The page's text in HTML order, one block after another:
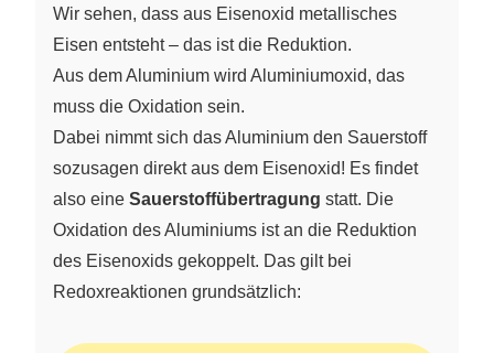
+ & \text{Eisenoxid}
& \longrightarrow &
\text{Aluminiumoxid}
& + & \text{Eisen}
\end{array}
Wir sehen, dass aus Eisenoxid metallisches
Eisen entsteht – das ist die Reduktion.
Aus dem Aluminium wird Aluminiumoxid, das
muss die Oxidation sein.
Dabei nimmt sich das Aluminium den Sauerstoff
sozusagen direkt aus dem Eisenoxid! Es findet
also eine Sauerstoffübertragung statt. Die
Oxidation des Aluminiums ist an die Reduktion
des Eisenoxids gekoppelt. Das gilt bei
Redoxreaktionen grundsätzlich: